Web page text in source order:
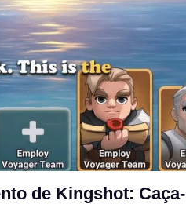
de Kingshot: Caça-